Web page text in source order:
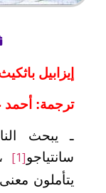
إيزابيل
ترجمة: أحمد
ـ يبحث
سانتياجو [1]
يتأملون